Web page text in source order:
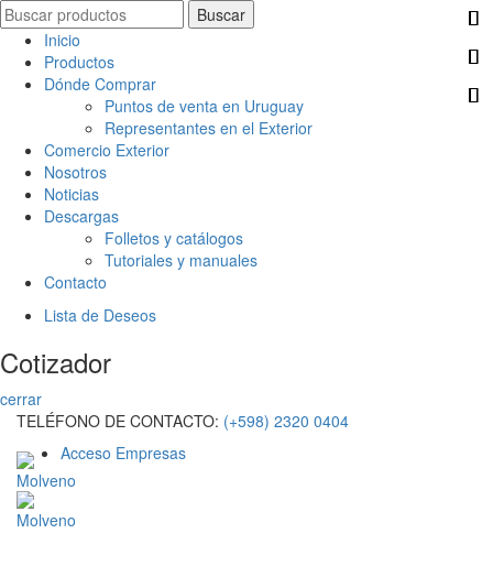
Search
for:
Buscar
Inicio
Productos
Dónde Comprar
Puntos de venta en Uruguay
Representantes en el Exterior
Comercio Exterior
Nosotros
Noticias
Descargas
Folletos y catálogos
Tutoriales y manuales
Contacto
Lista de Deseos
Cotizador
cerrar
TELÉFONO DE CONTACTO: (+598) 2320 0404
Acceso Empresas